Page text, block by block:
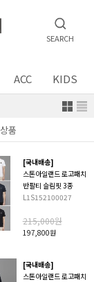
SEARCH
ACC KIDS
[국내배송]
스톤아일랜드 로고패치
반팔티 슬림핏 3종
L1S152100027
215,000원
197,800원
[국내배송]
스톤아일랜드 로고패치